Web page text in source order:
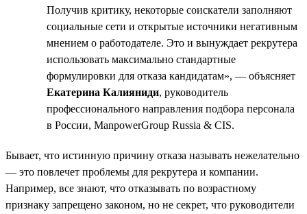
Получив критику, некоторые соискатели заполняют
социальные сети и открытые источники негативным
мнением о работодателе. Это и вынуждает рекрутера
использовать максимально стандартные
формулировки для отказа кандидатам», — объясняет
Екатерина Калияниди, руководитель
профессионального направления подбора персонала
в России, ManpowerGroup Russia & CIS.
Бывает, что истинную причину отказа называть нежелательно
— это повлечет проблемы для рекрутера и компании.
Например, все знают, что отказывать по возрастному
признаку запрещено законом, но не секрет, что руководители